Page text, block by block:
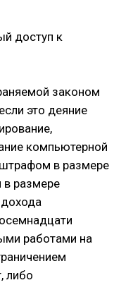
доступ к
законом
это деяние
компьютерной
в размере
в размере
работами на
либо